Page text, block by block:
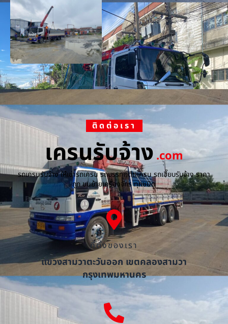
ติดต่อเรา
เครนรับจ้าง.com
รถเครนรับจ้าง ให้เช่ารถเครน รถบรรทุกติดเครน รถเฮี๊ยบรับจ้าง ราคา
ถูก ขนย้ายเครื่องจักร ทุกชนิด
ที่ตั้งของเรา
แขวงสามวาตะวันออก เขตคลองสามวา
กรุงเทพมหานคร